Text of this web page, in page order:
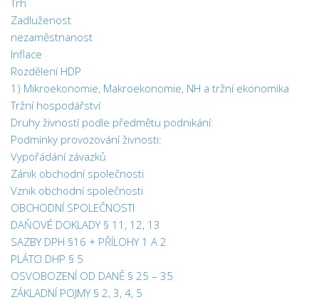
Trh
Zadluženost
nezaměstnanost
Inflace
Rozdělení HDP
1) Mikroekonomie, Makroekonomie, NH a tržní ekonomika
Tržní hospodářství
Druhy živností podle předmětu podnikání:
Podmínky provozování živnosti:
Vypořádání závazků
Zánik obchodní společnosti
Vznik obchodní společnosti
OBCHODNÍ SPOLEČNOSTI
DAŇOVÉ DOKLADY § 11, 12, 13
SAZBY DPH §16 + PŘÍLOHY 1 A 2
PLÁTCI DHP § 5
OSVOBOZENÍ OD DANĚ § 25 – 35
ZÁKLADNÍ POJMY § 2, 3, 4, 5